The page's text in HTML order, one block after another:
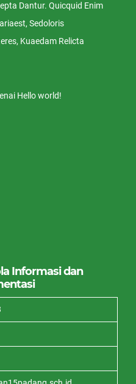
Dantur. Quicquid Enim
Sedoloris
Kuaedam Relicta
Hello world!
Informasi dan